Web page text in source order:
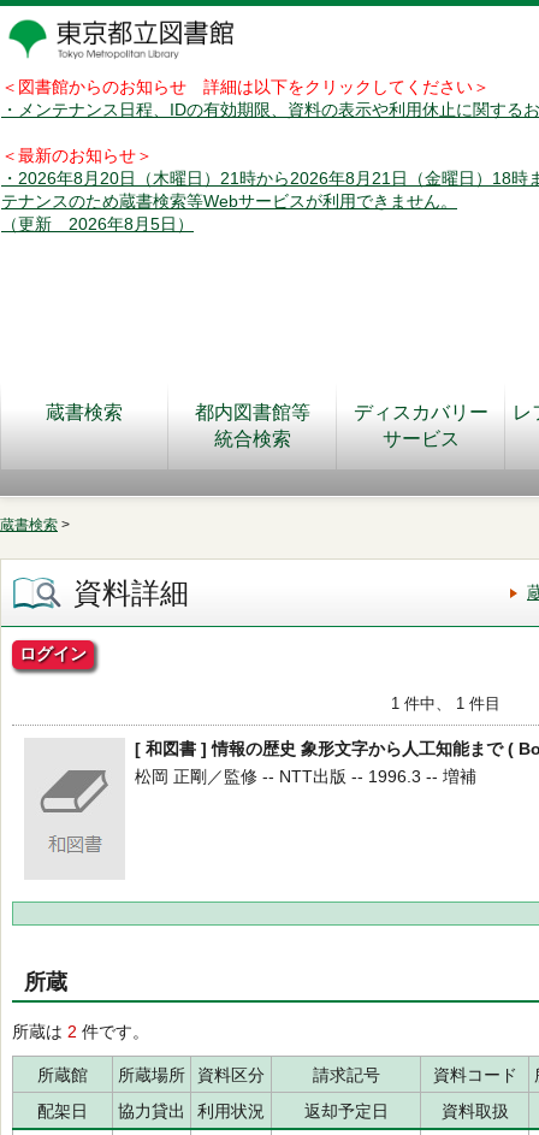
＜図書館からのお知らせ 詳細は以下をクリックしてください＞
・メンテナンス日程、IDの有効期限、資料の表示や利用休止に関する
＜最新のお知らせ＞
・2026年8月20日（木曜日）21時から2026年8月21日（金曜日）18時
テナンスのため蔵書検索等Webサービスが利用できません。
（更新 2026年8月5日）
蔵書検索
都内図書館等
統合検索
ディスカバリー
サービス
レ
蔵書検索 >
資料詳細
ログイン
1 件中、 1 件目
[ 和図書 ] 情報の歴史 象形文字から人工知能まで (
松岡 正剛／監修 -- NTT出版 -- 1996.3 -- 増補
所蔵
所蔵は 2 件です。
所蔵館 所蔵場所 資料区分 請求記号 資料コード
配架日
協力貸出 利用状況 返却予定日
資料取扱